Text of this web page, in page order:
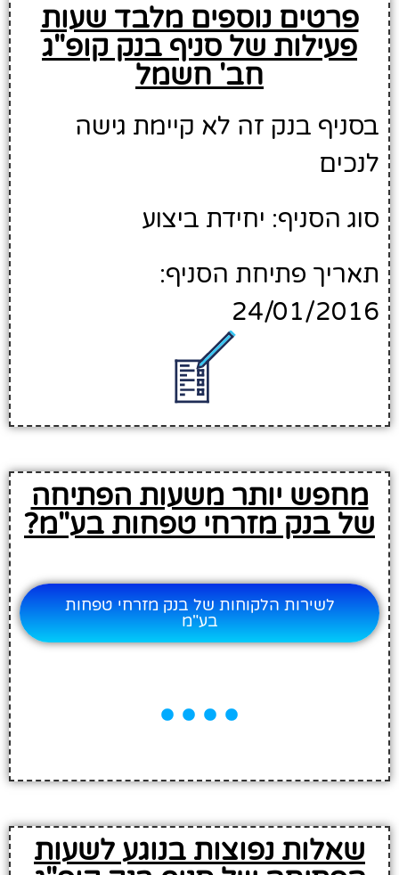
פרטים נוספים מלבד שעות
פעילות של סניף בנק קופ"ג
חב' חשמל
בסניף בנק זה לא קיימת גישה
לנכים
סוג הסניף: יחידת ביצוע
תאריך פתיחת הסניף:
24/01/2016
מחפש יותר משעות הפתיחה
של בנק מזרחי טפחות בע"מ?
לשירות הלקוחות של בנק מזרחי טפחות
בע"מ
שאלות נפוצות בנוגע לשעות